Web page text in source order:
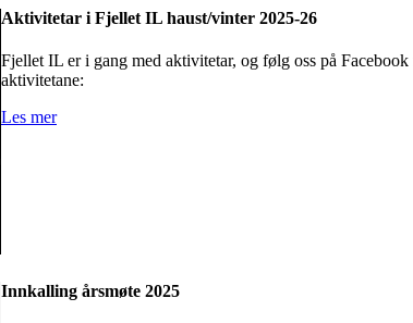
Aktivitetar i Fjellet IL haust/vinter 2025-26
Fjellet IL er i gang med aktivitetar, og følg oss på
aktivitetane:
Les mer
Innkalling årsmøte 2025